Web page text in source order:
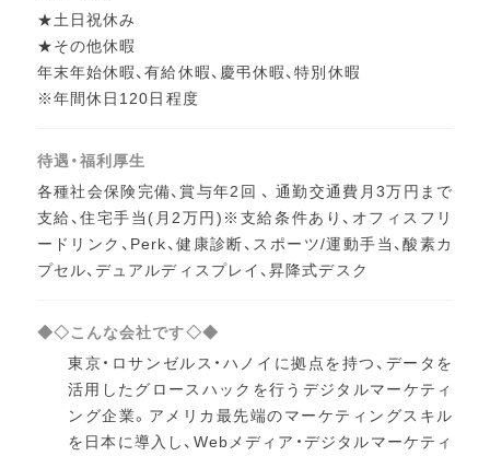
★土日祝休み
★その他休暇
年末年始休暇、有給休暇、慶弔休暇、特別休暇
※年間休日120日程度
待遇・福利厚生
各種社会保険完備、賞与年2回 、 通勤交通費月3万円まで
支給、住宅手当(月2万円)※支給条件あり、オフィスフリ
ードリンク、Perk、健康診断、スポーツ/運動手当、酸素カ
プセル、デュアルディスプレイ、昇降式デスク
◆◇こんな会社です◇◆
東京・ロサンゼルス・ハノイに拠点を持つ、データを
活用したグロースハックを行うデジタルマーケティ
ング企業。アメリカ最先端のマーケティングスキル
を日本に導入し、Webメディア・デジタルマーケティ